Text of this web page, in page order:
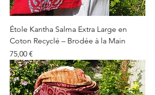
Étole Kantha Salma Extra Large en
Coton Recyclé – Brodée à la Main
Prix
75,00 €